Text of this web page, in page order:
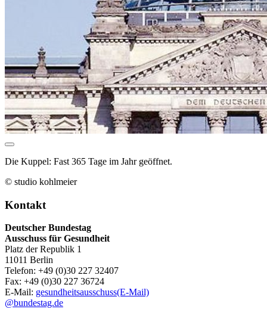
Die Kuppel: Fast 365 Tage im Jahr geöffnet.
© studio kohlmeier
Kontakt
Deutscher Bundestag
Ausschuss für Gesundheit
Platz der Republik 1
11011 Berlin
Telefon: +49 (0)30 227 32407
Fax: +49 (0)30 227 36724
E-Mail: gesundheitsausschuss(E-Mail)
@bundestag.de